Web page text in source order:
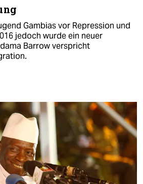
Gambias vor Repression und
jedoch wurde ein neuer
Barrow verspricht